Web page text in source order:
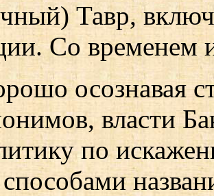
Тавр,
Со временем
осознавая
власти
по
способами